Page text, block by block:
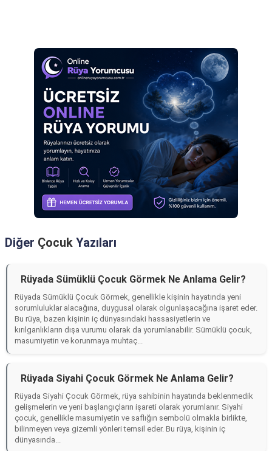
Diğer Çocuk Yazıları
Rüyada Sümüklü Çocuk Görmek Ne Anlama Gelir?
Rüyada Sümüklü Çocuk Görmek, genellikle kişinin hayatında yeni
sorumluluklar alacağına, duygusal olarak olgunlaşacağına işaret eder.
Bu rüya, bazen kişinin iç dünyasındaki hassasiyetlerin ve
kırılganlıkların dışa vurumu olarak da yorumlanabilir. Sümüklü çocuk,
masumiyetin ve korunmaya muhtaç...
Rüyada Siyahi Çocuk Görmek Ne Anlama Gelir?
Rüyada Siyahi Çocuk Görmek, rüya sahibinin hayatında beklenmedik
gelişmelerin ve yeni başlangıçların işareti olarak yorumlanır. Siyahi
çocuk, genellikle masumiyetin ve saflığın sembolü olmakla birlikte,
bilinmeyen veya gizemli yönleri temsil eder. Bu rüya, kişinin iç
dünyasında...